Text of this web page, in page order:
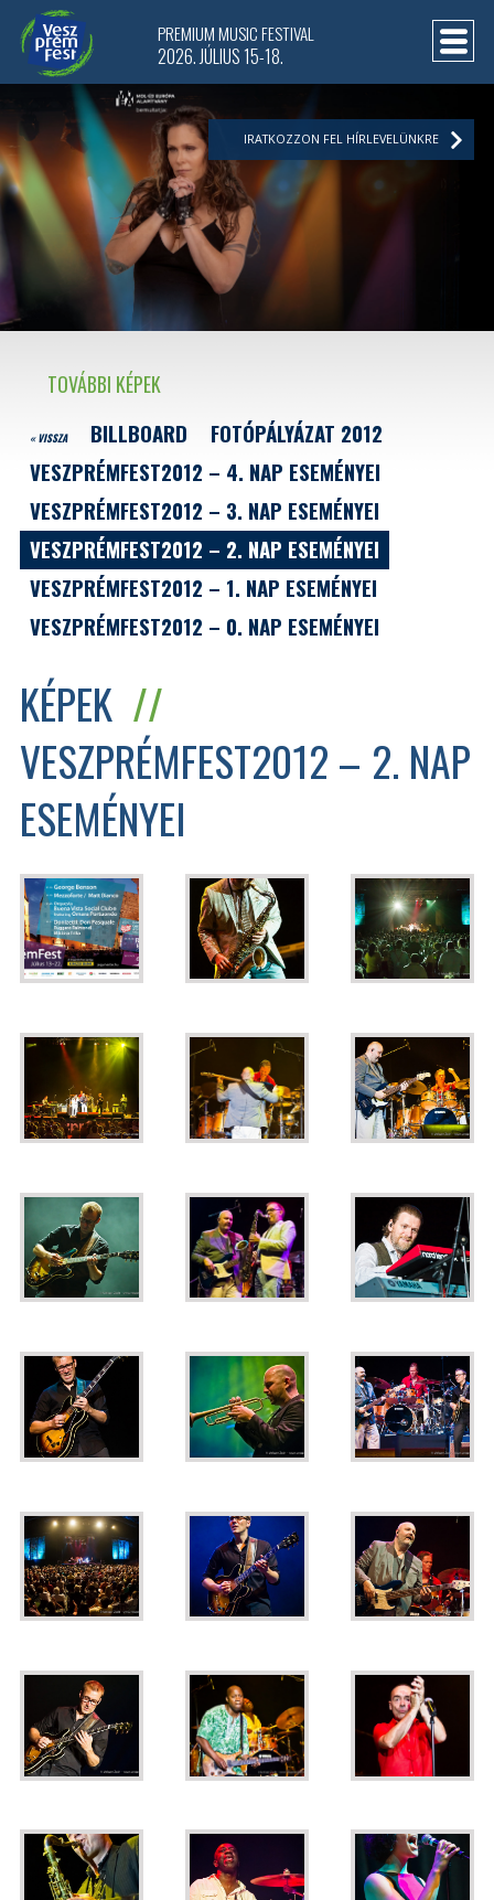
KÉPEK //
VESZPRÉMFEST2012 – 2. NAP
ESEMÉNYEI
TOVÁBBI KÉPEK
« VISSZA BILLBOARD
FOTÓPÁLYÁZAT 2012
VESZPRÉMFEST2012 – 4. NAP ESEMÉNYEI
VESZPRÉMFEST2012 – 3. NAP ESEMÉNYEI
VESZPRÉMFEST2012 – 2. NAP ESEMÉNYEI
VESZPRÉMFEST2012 – 1. NAP ESEMÉNYEI
VESZPRÉMFEST2012 – 0. NAP ESEMÉNYEI
PREMIUM MUSIC FESTIVAL
2026. JÚLIUS 15-18.
IRATKOZZON FEL HÍRLEVELÜNKRE